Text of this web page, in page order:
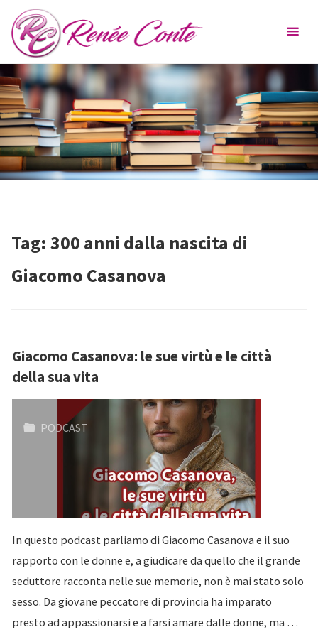
content
Tag:300 anni dalla nascita di
Giacomo Casanova
Giacomo Casanova: le sue virtù e le città
della sua vita
PODCAST
In questo podcast parliamo di Giacomo Casanova e il suo
rapporto con le donne e, a giudicare da quello che il grande
seduttore racconta nelle sue memorie, non è mai stato solo
sesso. Da giovane peccatore di provincia ha imparato
presto ad appassionarsi e a farsi amare dalle donne, ma …